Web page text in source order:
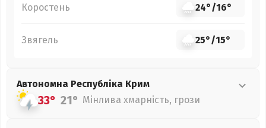
Коростень 24°/16°
Звягель 25°/15°
Автономна Республіка Крим
33° 21° Мінлива хмарність, грози